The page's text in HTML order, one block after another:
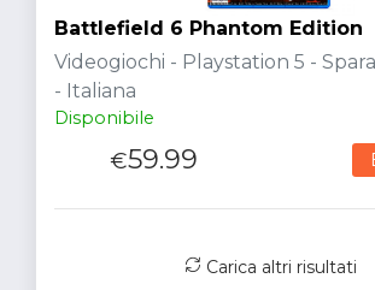
Battlefield 6 Phantom Edition
Videogiochi - Playstation 5 -
- Italiana
Disponibile
€59.99
Carica altri risultati